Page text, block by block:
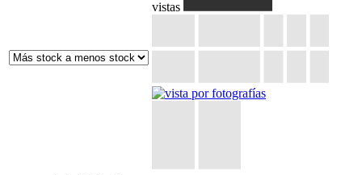
vistas